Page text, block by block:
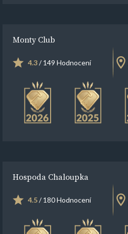
Monty Club
4.3/ 149 Hodnocení
Hospoda Chaloupka
4.5/ 180 Hodnocení